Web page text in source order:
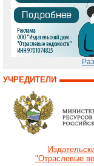
УЧРЕДИТЕЛИ
"Отраслевые